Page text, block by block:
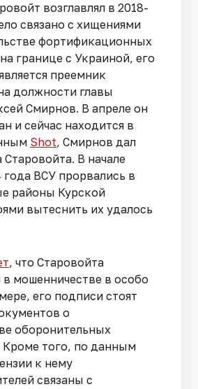
возглавлял в 2018-
связано с хищениями
фортификационных
границе с Украиной, его
преемник
должности главы
Смирнов. В апреле он
и сейчас находится в
Shot, Смирнов дал
Старовойта. В начале
года ВСУ прорвались в
районы Курской
вытеснить их удалось
, что Старовойта
в мошенничестве в особо
его подписи стоят
о
оборонительных
того, по данным
к нему
связаны с